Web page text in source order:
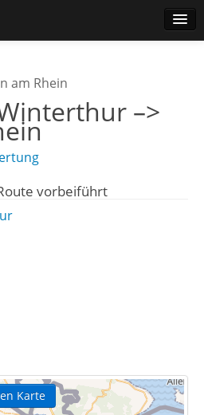
am Rhein
–>
vorbeiführt
Karte